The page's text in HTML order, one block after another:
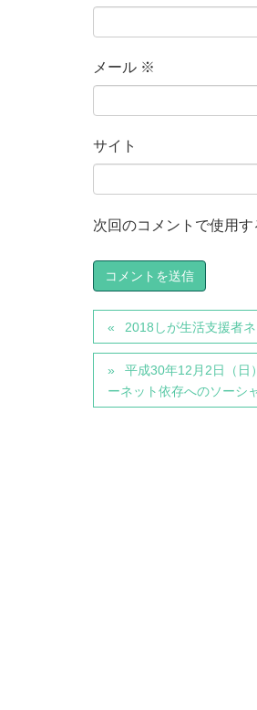
メール ※
サイト
次回のコメントで使用
2018しが生活支援者
平成30年12月2日（
ーネット依存へのソーシ